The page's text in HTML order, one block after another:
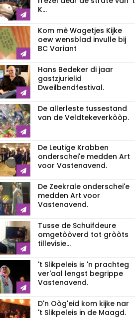
K...
Kom mè Wagetjes Kijke
oew wensblad invulle bij
BC Variant
Hans Bedeker di jaar
gastzjurielid
Dweilbendfestival.
De allerleste tussestand
van de Veldtekeverkòòp.
De Leutige Krabben
onderschei'e medden Art
voor Vastenavend.
De Zeekrale onderschei'e
medden Art voor
Vastenavend.
Tusse de Schuifdeure
omgetòòverd tot gròòts
tillevisie...
't Slikpeleis is 'n prachteg
ver'aal lengst begrippe
Vastenavend.
D'n Oòg'eid kom kijke nar
't Slikpeleis in de Maagd.